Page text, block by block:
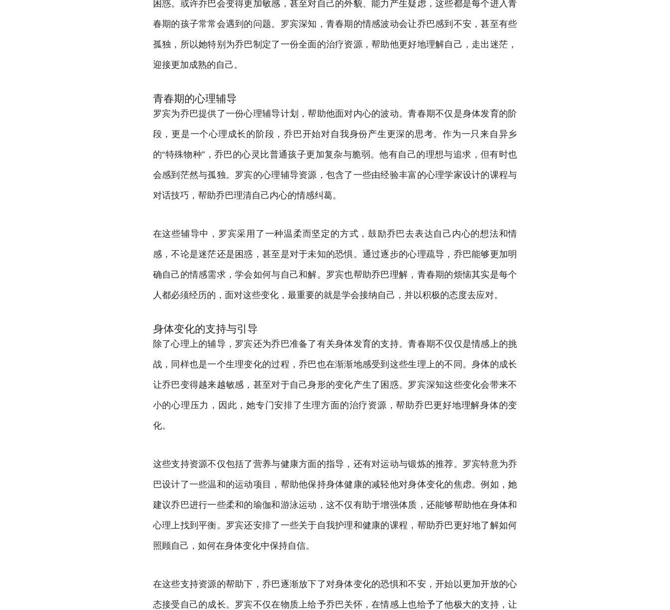
困惑。或许乔巴会变得更加敏感，甚至对自己的外貌、能力产生疑虑，这些都是每个进入青
春期的孩子常常会遇到的问题。罗宾深知，青春期的情感波动会让乔巴感到不安，甚至有些
孤独，所以她特别为乔巴制定了一份全面的治疗资源，帮助他更好地理解自己，走出迷茫，
迎接更加成熟的自己。
青春期的心理辅导
罗宾为乔巴提供了一份心理辅导计划，帮助他面对内心的波动。青春期不仅是身体发育的阶
段，更是一个心理成长的阶段，乔巴开始对自我身份产生更深的思考。作为一只来自异乡
的“特殊物种”，乔巴的心灵比普通孩子更加复杂与脆弱。他有自己的理想与追求，但有时也
会感到茫然与孤独。罗宾的心理辅导资源，包含了一些由经验丰富的心理学家设计的课程与
对话技巧，帮助乔巴理清自己内心的情感纠葛。
在这些辅导中，罗宾采用了一种温柔而坚定的方式，鼓励乔巴去表达自己内心的想法和情
感，不论是迷茫还是困惑，甚至是对于未知的恐惧。通过逐步的心理疏导，乔巴能够更加明
确自己的情感需求，学会如何与自己和解。罗宾也帮助乔巴理解，青春期的烦恼其实是每个
人都必须经历的，面对这些变化，最重要的就是学会接纳自己，并以积极的态度去应对。
身体变化的支持与引导
除了心理上的辅导，罗宾还为乔巴准备了有关身体发育的支持。青春期不仅仅是情感上的挑
战，同样也是一个生理变化的过程，乔巴也在渐渐地感受到这些生理上的不同。身体的成长
让乔巴变得越来越敏感，甚至对于自己身形的变化产生了困惑。罗宾深知这些变化会带来不
小的心理压力，因此，她专门安排了生理方面的治疗资源，帮助乔巴更好地理解身体的变
化。
这些支持资源不仅包括了营养与健康方面的指导，还有对运动与锻炼的推荐。罗宾特意为乔
巴设计了一些温和的运动项目，帮助他保持身体健康的减轻他对身体变化的焦虑。例如，她
建议乔巴进行一些柔和的瑜伽和游泳运动，这不仅有助于增强体质，还能够帮助他在身体和
心理上找到平衡。罗宾还安排了一些关于自我护理和健康的课程，帮助乔巴更好地了解如何
照顾自己，如何在身体变化中保持自信。
在这些支持资源的帮助下，乔巴逐渐放下了对身体变化的恐惧和不安，开始以更加开放的心
态接受自己的成长。罗宾不仅在物质上给予乔巴关怀，在情感上也给予了他极大的支持，让